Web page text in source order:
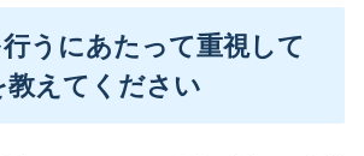
うにあたって重視して
教えてください